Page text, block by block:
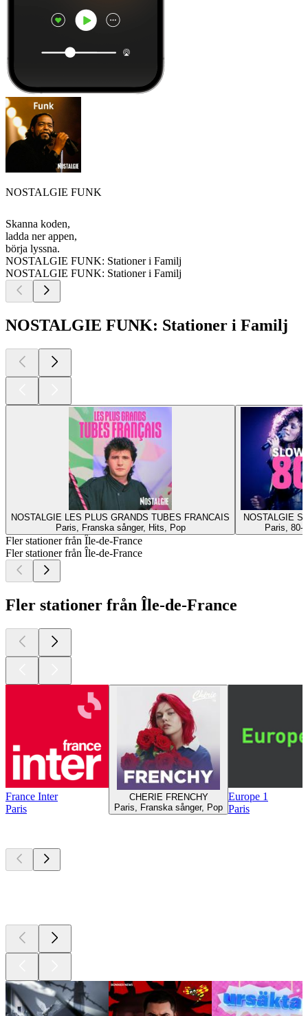
NOSTALGIE FUNK
Skanna koden,
ladda ner appen,
börja lyssna.
NOSTALGIE FUNK: Stationer i Familj
NOSTALGIE FUNK: Stationer i Familj
NOSTALGIE FUNK: Stationer i Familj
NOSTALGIE LES PLUS GRANDS TUBES FRANCAIS
Paris, Franska sånger, Hits, Pop
NOSTALGIE
Paris, 80-
Fler stationer från Île-de-France
Fler stationer från Île-de-France
Fler stationer från Île-de-France
France Inter
Paris
CHERIE FRENCHY
Paris, Franska sånger, Pop
Europe 1
Paris